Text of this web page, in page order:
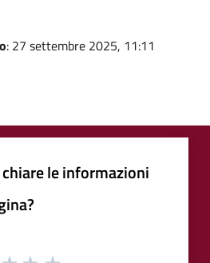
: 27 settembre 2025, 11:11
le informazioni